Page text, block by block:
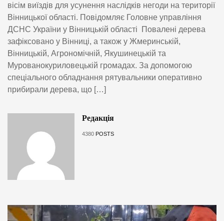
вісім виїздів для усунення наслідків негоди на території
Вінницької області. Повідомляє Головне управління
ДСНС України у Вінницькій області Повалені дерева
зафіксовано у Вінниці, а також у Жмеринській,
Вінницькій, Агрономічній, Якушинецькій та
Мурованокуриловецькій громадах. За допомогою
спеціального обладнання рятувальники оперативно
прибирали дерева, що […]
Редакція
4380 POSTS